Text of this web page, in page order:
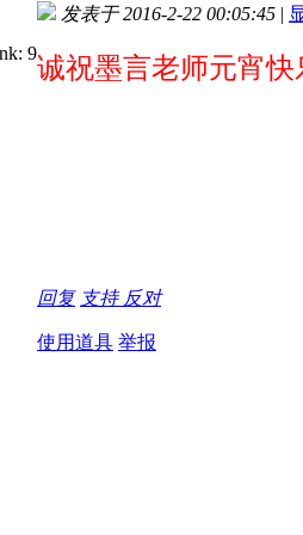
发表于 2016-2-22 00:05:45 |
诚祝墨言老师元宵快
回复 支持 反对
使用道具 举报